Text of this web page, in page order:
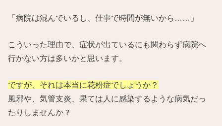
「病院は混んでいるし、仕事で時間が無いから……」
こういった理由で、症状が出ているにも関わらず病院へ
行かない方は多いかと思います。
ですが、それは本当に花粉症でしょうか？
風邪や、気管支炎、果ては人に感染するような病気だっ
たりしませんか？